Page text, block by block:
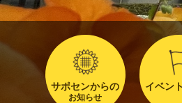
サポセンからの
お知らせ
イベン